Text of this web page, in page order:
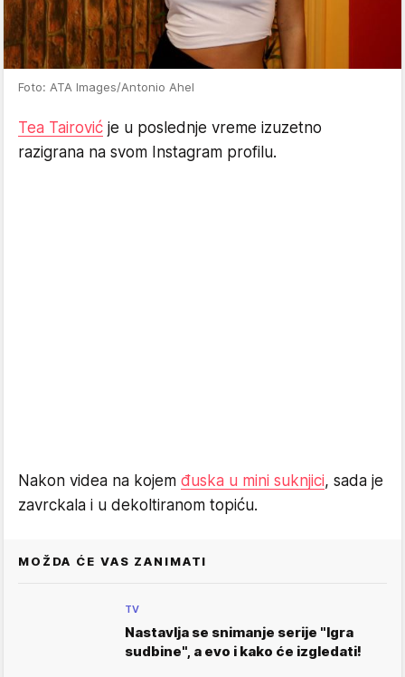
Foto: ATA Images/Antonio Ahel
Tea Tairović je u poslednje vreme izuzetno
razigrana na svom Instagram profilu.
Nakon videa na kojem đuska u mini suknjici, sada je
zavrckala i u dekoltiranom topiću.
MOŽDA ĆE VAS ZANIMATI
TV
Nastavlja se snimanje serije "Igra
sudbine", a evo i kako će izgledati!